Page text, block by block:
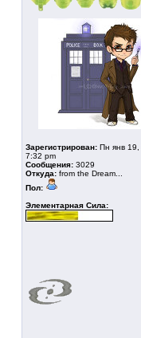
Зарегистрирован: Пн янв 19,
7:32 pm
Сообщения: 3029
Откуда: from the Dream...
Пол:
Элементарная Сила: